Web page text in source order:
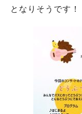
となりそうです！